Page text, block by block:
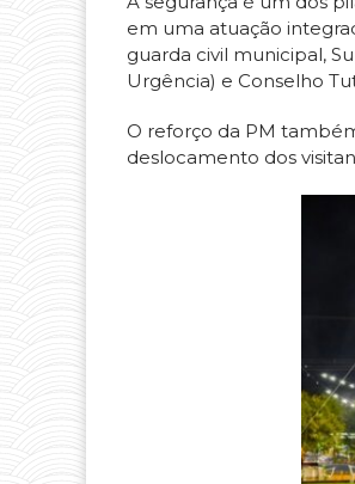
em uma atuação
guarda civil municipal,
Urgência) e Conselho
O reforço da PM
deslocamento dos